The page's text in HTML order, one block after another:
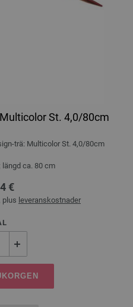
St. 4,0/80cm
trä: Multicolor St. 4,0/80cm
ca. 80 cm
€
plus leveranskostnader